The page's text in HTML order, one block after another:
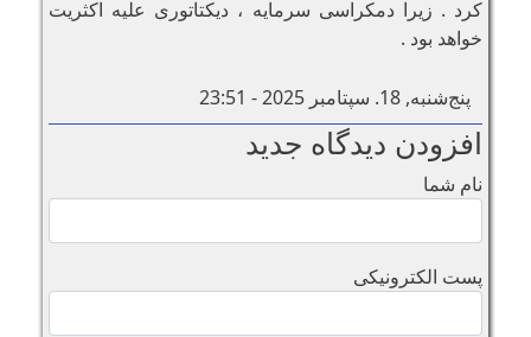
کرد . زیرا دمکراسی سرمایه ، دیکتاتوری علیه اکثریت
خواهد بود .
پنج‌شنبه, 18. سپتامبر 2025 - 23:51
افزودن دیدگاه جدید
نام شما
پست الکترونیکی